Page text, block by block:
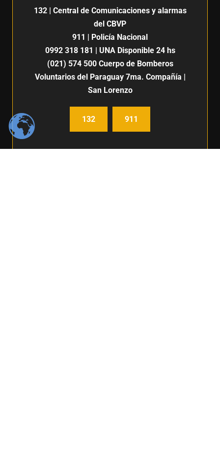
132| Central de Comunicaciones y alarmas
del CBVP
911 | Policía Nacional
0992 318 181 | UNA Disponible 24 hs
(021) 574 500Cuerpo de Bomberos
Voluntarios del Paraguay 7ma. Compañía |
San Lorenzo
132 911